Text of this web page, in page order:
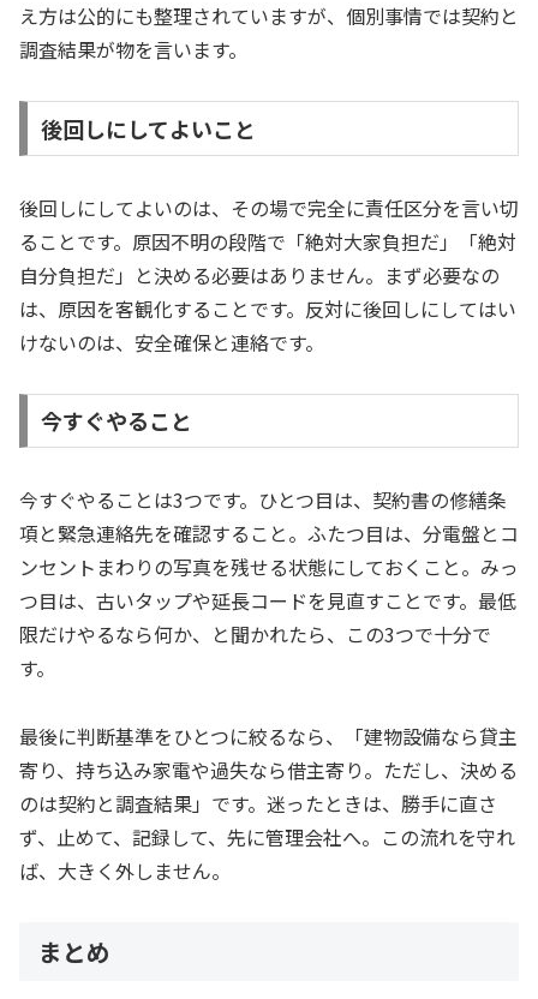
え方は公的にも整理されていますが、個別事情では契約と
調査結果が物を言います。
後回しにしてよいこと
後回しにしてよいのは、その場で完全に責任区分を言い切
ることです。原因不明の段階で「絶対大家負担だ」「絶対
自分負担だ」と決める必要はありません。まず必要なの
は、原因を客観化することです。反対に後回しにしてはい
けないのは、安全確保と連絡です。
今すぐやること
今すぐやることは3つです。ひとつ目は、契約書の修繕条
項と緊急連絡先を確認すること。ふたつ目は、分電盤とコ
ンセントまわりの写真を残せる状態にしておくこと。みっ
つ目は、古いタップや延長コードを見直すことです。最低
限だけやるなら何か、と聞かれたら、この3つで十分で
す。
最後に判断基準をひとつに絞るなら、「建物設備なら貸主
寄り、持ち込み家電や過失なら借主寄り。ただし、決める
のは契約と調査結果」です。迷ったときは、勝手に直さ
ず、止めて、記録して、先に管理会社へ。この流れを守れ
ば、大きく外しません。
まとめ